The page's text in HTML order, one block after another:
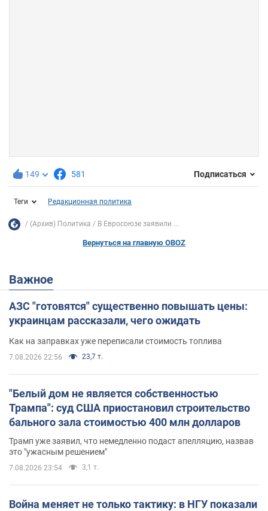
149 581 Подписаться
Теги Редакционная политика
(Архив) Политика В Евросоюзе заявили ...
Вернуться на главную OBOZ
Важное
АЗС "готовятся" существенно повышать цены:
украинцам рассказали, чего ожидать
Как на заправках уже переписали стоимость топлива
7.08.2026 22:56 23,7 т.
"Белый дом не является собственностью
Трампа": суд США приостановил строительство
бального зала стоимостью 400 млн долларов
Трамп уже заявил, что немедленно подаст апелляцию, назвав
это "ужасным решением"
7.08.2026 23:54 3,1 т.
Война меняет не только тактику: в НГУ показали